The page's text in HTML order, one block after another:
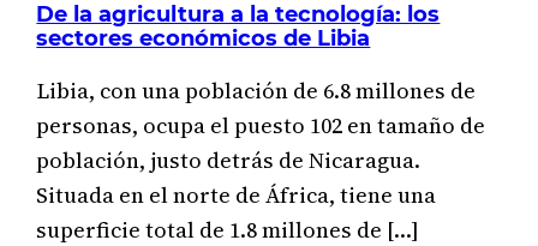
De la agricultura a la tecnología: los
sectores económicos de Libia
Libia, con una población de 6.8 millones de
personas, ocupa el puesto 102 en tamaño de
población, justo detrás de Nicaragua.
Situada en el norte de África, tiene una
superficie total de 1.8 millones de […]